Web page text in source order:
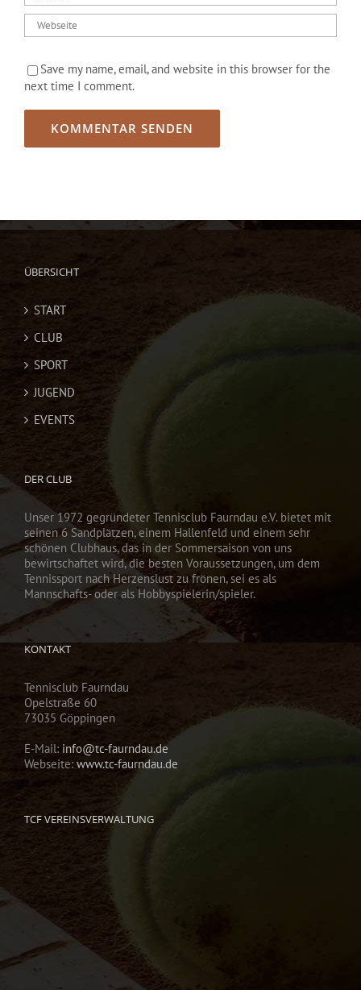
Save my name, email, and website in this browser for the
next time I comment.
ÜBERSICHT
START
CLUB
SPORT
JUGEND
EVENTS
DER CLUB
Unser 1972 gegründeter Tennisclub Faurndau e.V. bietet mit
seinen 6 Sandplätzen, einem Hallenfeld und einem sehr
schönen Clubhaus, das in der Sommersaison von uns
bewirtschaftet wird, die besten Voraussetzungen, um dem
Tennissport nach Herzenslust zu frönen, sei es als
Mannschafts- oder als Hobbyspielerin/spieler.
KONTAKT
Tennisclub Faurndau
Opelstraße 60
73035 Göppingen
E-Mail: info@tc-faurndau.de
Webseite: www.tc-faurndau.de
TCF VEREINSVERWALTUNG